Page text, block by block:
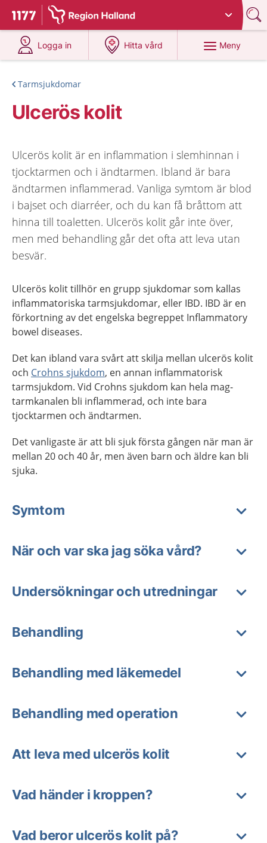
Till startsidan för 1177
Du har valt region Halland
Logga in
på 1177.se
Hitta vård
på 1177.se
Meny
Tarmsjukdomar
Ulcerös kolit
Ulcerös kolit är en inflammation i slemhinnan i
tjocktarmen och i ändtarmen. Ibland är bara
ändtarmen inflammerad. Vanliga symtom är blod
i bajset och diarréer, och du kan få bråttom att
hinna till toaletten. Ulcerös kolit går inte över,
men med behandling går det ofta att leva utan
besvär.
Ulcerös kolit tillhör en grupp sjukdomar som kallas
inflammatoriska tarmsjukdomar, eller IBD. IBD är en
förkortning av det engelska begreppet Inflammatory
bowel diseases.
Det kan ibland vara svårt att skilja mellan ulcerös kolit
och Crohns sjukdom, en annan inflammatorisk
tarmsjukdom. Vid Crohns sjukdom kan hela mag-
tarmkanalen bli inflammerad, och inte bara
tjocktarmen och ändtarmen.
Det vanligaste är att bli sjuk första gången när man är
mellan 20 och 40 år, men även barn och äldre kan bli
sjuka.
Symtom
När och var ska jag söka vård?
Undersökningar och utredningar
Behandling
Behandling med läkemedel
Behandling med operation
Att leva med ulcerös kolit
Vad händer i kroppen?
Vad beror ulcerös kolit på?